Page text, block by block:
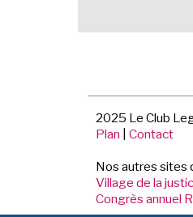
2025 Le Club
Plan
Contact
Nos autres sites
Village de la
Congrès annuel